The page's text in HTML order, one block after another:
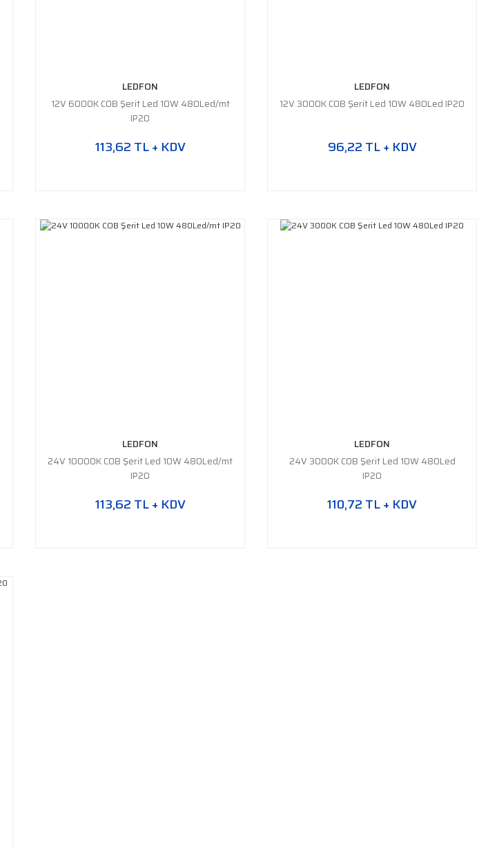
LEDFON
12V 6000K COB Şerit Led 10W 480Led/mt
IP20
113,62 TL + KDV
LEDFON
12V 3000K COB Şerit Led 10W 480Led IP20
96,22 TL + KDV
LEDFON
24V 10000K COB Şerit Led 10W 480Led/mt
IP20
113,62 TL + KDV
LEDFON
24V 3000K COB Şerit Led 10W 480Led
IP20
110,72 TL + KDV